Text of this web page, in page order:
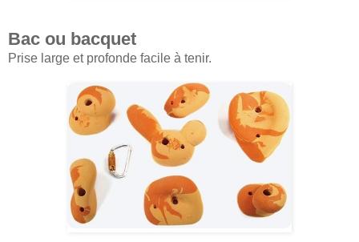
Bac ou bacquet
Prise large et profonde facile à tenir.